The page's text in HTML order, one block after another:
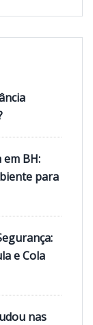
em BH:
para
e Cola
nas